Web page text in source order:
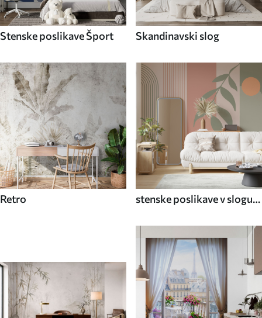
Stenske poslikave Šport Skandinavski slog
Retro
stenske poslikave v slogu